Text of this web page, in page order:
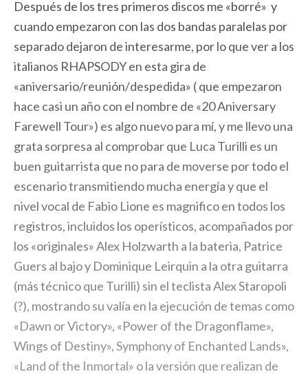
Después de los tres primeros discos me «borré» y
cuando empezaron con las dos bandas paralelas por
separado dejaron de interesarme, por lo que ver a los
italianos RHAPSODY en esta gira de
«aniversario/reunión/despedida» ( que empezaron
hace casi un año con el nombre de «20 Aniversary
Farewell Tour») es algo nuevo para mí, y me llevo una
grata sorpresa al comprobar que Luca Turilli es un
buen guitarrista que no para de moverse por todo el
escenario transmitiendo mucha energía y que el
nivel vocal de Fabio Lione es magnifico en todos los
registros, incluidos los operísticos, acompañados por
los «originales» Alex Holzwarth a la bateria, Patrice
Guers al bajo y Dominique Leirquin a la otra guitarra
(más técnico que Turilli) sin el teclista Alex Staropoli
(?), mostrando su valía en la ejecución de temas como
«Dawn or Victory», «Power of the Dragonflame»,
Wings of Destiny», Symphony of Enchanted Lands»,
«Land of the Inmortal» o la versión que realizan de